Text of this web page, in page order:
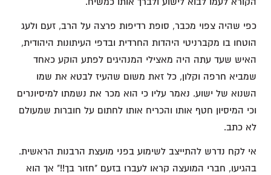
כפי שהיה צפוי מכבר, סופת רדיפות פרצה על הרב, זעם ולעג
הוטחו בו מקברניטי היהדות החרדית ובדפי העיתונות היהודית,
האיש שעד עתה היה מאצילי המנהיגים לפתע הוקע כאחד
שמביא חרפה וקלון, כל זאת משום שהעיז לבטא את שמו
השנוא של ישוע. נאמר עליו כי הוא מכר את נשמתו למיסיונרים
וכי המיסיון חטף אותו והכריח אותו לחתום על חוברות שמעולם
לא כתב.
אי לקח נדרש להתייצב לשימוע בפני מועצת הרבנות הראשית.
בהגיעו, חברי המועצה קראו לעברו בזעם "חזור בך!!" אך הוא